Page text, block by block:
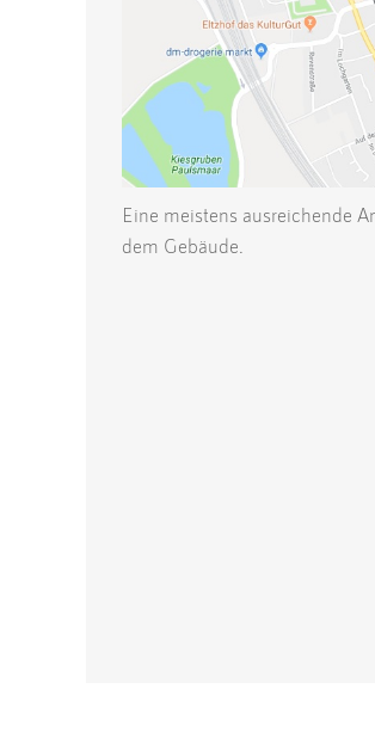
Eine meistens ausreichende
dem Gebäude.